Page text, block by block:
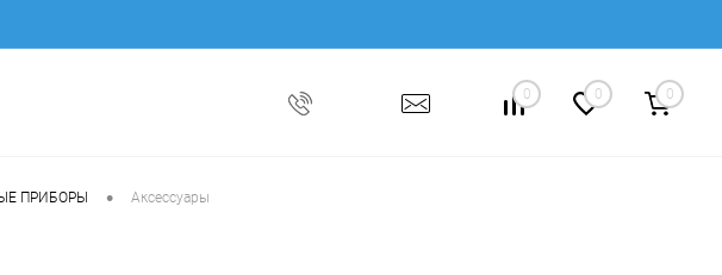
0 0 0
ПРИБОРЫ • Аксессуары